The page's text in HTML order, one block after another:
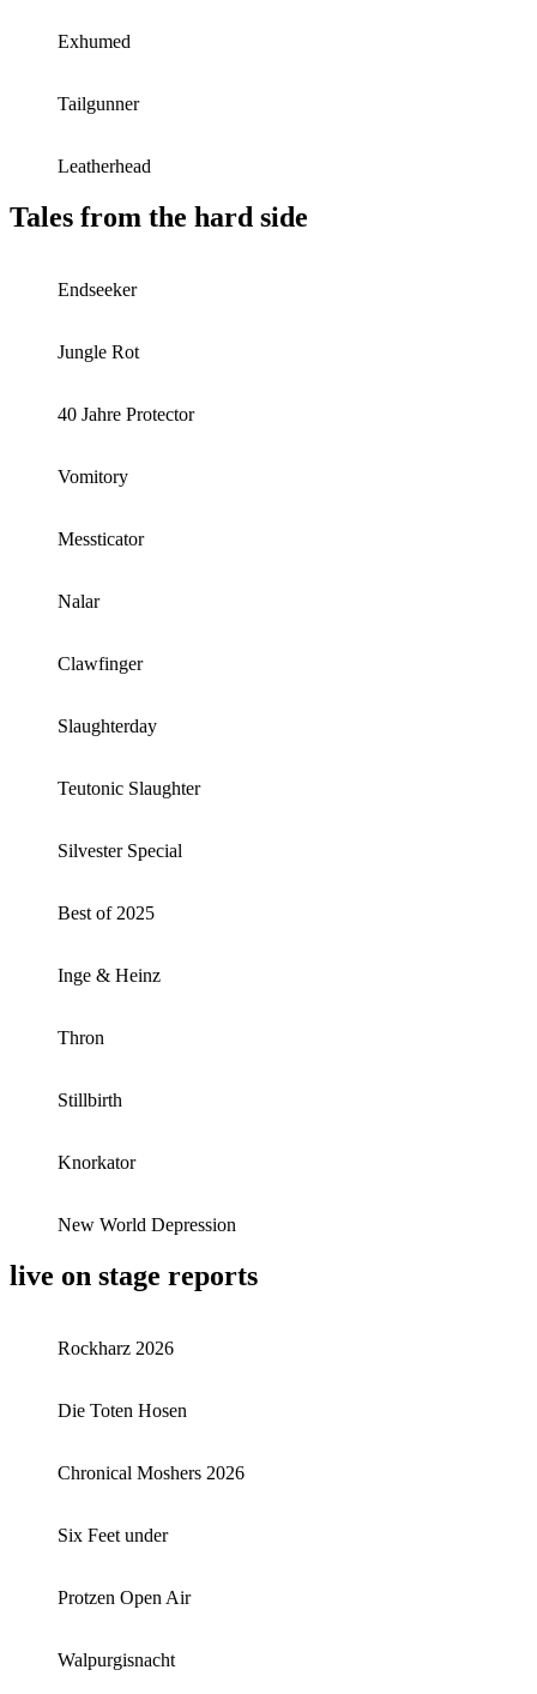
Exhumed
Tailgunner
Leatherhead
Tales from the hard side
Endseeker
Jungle Rot
40 Jahre Protector
Vomitory
Messticator
Nalar
Clawfinger
Slaughterday
Teutonic Slaughter
Silvester Special
Best of 2025
Inge & Heinz
Thron
Stillbirth
Knorkator
New World Depression
live on stage reports
Rockharz 2026
Die Toten Hosen
Chronical Moshers 2026
Six Feet under
Protzen Open Air
Walpurgisnacht